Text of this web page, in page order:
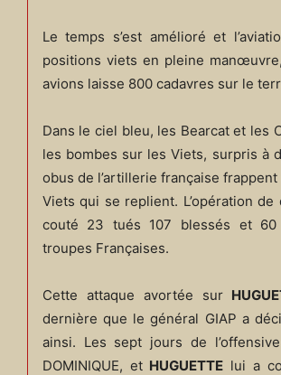
Le temps s’est amélioré et
positions viets en pleine
avions laisse 800 cadavres sur le
Dans le ciel bleu, les Bearcat et les
les bombes sur les Viets, surpris à
obus de l’artillerie française
Viets qui se replient. L’opération de
couté 23 tués 107 blessés et 60
troupes Françaises.
Cette attaque avortée sur
dernière que le général GIAP a
ainsi. Les sept jours de
DOMINIQUE, et HUGUETTE lui a